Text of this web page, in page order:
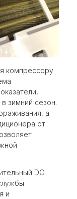
компрессору
зимний сезон.
а
от
DC
и